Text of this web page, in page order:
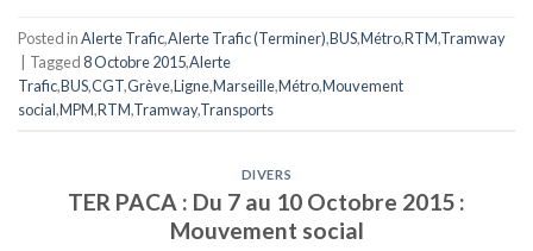
Posted inAlerte Trafic,Alerte Trafic (Terminer),BUS,Métro,RTM,Tramway
| Tagged8 Octobre 2015,Alerte
Trafic,BUS,CGT,Grève,Ligne,Marseille,Métro,Mouvement
social,MPM,RTM,Tramway,Transports
DIVERS
TER PACA : Du 7 au 10 Octobre 2015 :
Mouvement social